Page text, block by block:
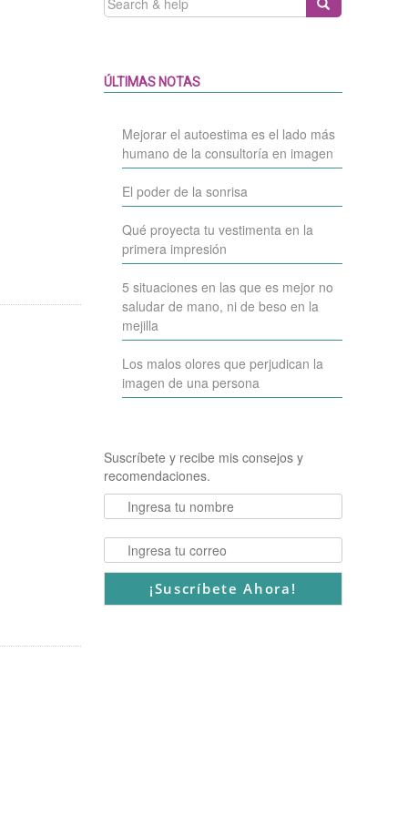
FOR:
ÚLTIMAS NOTAS
Mejorar el autoestima es el lado más
humano de la consultoría en imagen
El poder de la sonrisa
Qué proyecta tu vestimenta en la
primera impresión
5 situaciones en las que es mejor no
saludar de mano, ni de beso en la
mejilla
Los malos olores que perjudican la
imagen de una persona
Suscríbete y recibe mis consejos y
recomendaciones.